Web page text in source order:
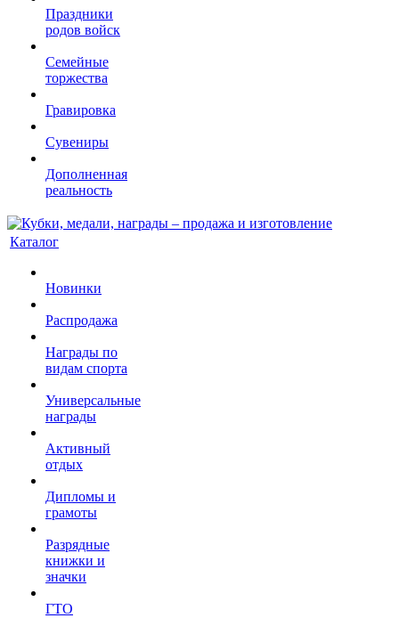
Праздники
родов войск
Семейные
торжества
Гравировка
Сувениры
Дополненная
реальность
Каталог
Новинки
Распродажа
Награды по
видам спорта
Универсальные
награды
Активный
отдых
Дипломы и
грамоты
Разрядные
книжки и
значки
ГТО